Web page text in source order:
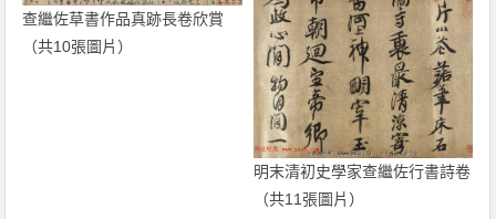
查繼佐草書作品真跡長卷欣賞
（共10張圖片）
明末清初史學家查繼佐行書詩卷
（共11張圖片）